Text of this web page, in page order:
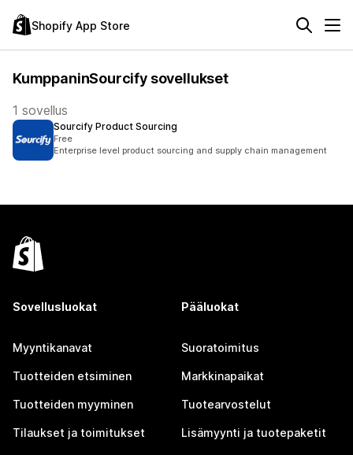
Shopify App Store
KumppaninSourcify sovellukset
1 sovellus
Sourcify Product Sourcing
Free
Enterprise level product sourcing and supply chain management
Sovellusluokat
Myyntikanavat
Tuotteiden etsiminen
Tuotteiden myyminen
Tilaukset ja toimitukset
Pääluokat
Suoratoimitus
Markkinapaikat
Tuotearvostelut
Lisämyynti ja tuotepaketit